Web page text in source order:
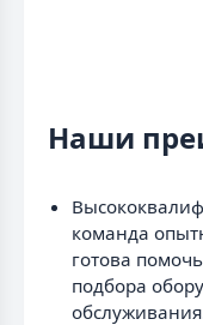
Наши
команда
готова
подбора